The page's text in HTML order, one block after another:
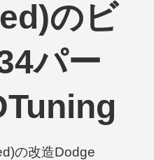
のビ
パー
の改造Dodge